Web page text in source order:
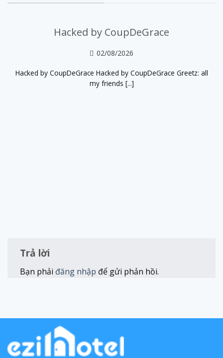
Hacked by CoupDeGrace
02/08/2026
Hacked by CoupDeGrace Hacked by CoupDeGrace Greetz: all
my friends [...]
Trả lời
Bạn phải đăng nhập để gửi phản hồi.